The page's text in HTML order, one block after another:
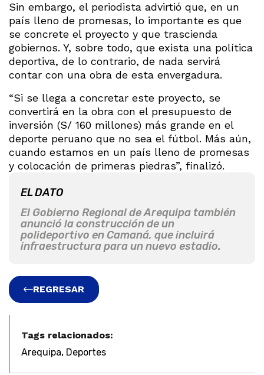
Sin embargo, el periodista advirtió que, en un
país lleno de promesas, lo importante es que
se concrete el proyecto y que trascienda
gobiernos. Y, sobre todo, que exista una política
deportiva, de lo contrario, de nada servirá
contar con una obra de esta envergadura.
“Si se llega a concretar este proyecto, se
convertirá en la obra con el presupuesto de
inversión (S/ 160 millones) más grande en el
deporte peruano que no sea el fútbol. Más aún,
cuando estamos en un país lleno de promesas
y colocación de primeras piedras”, finalizó.
EL DATO
El Gobierno Regional de Arequipa también
anunció la construcción de un
polideportivo en Camaná, que incluirá
infraestructura para un nuevo estadio.
REGRESAR
Tags relacionados:
Arequipa, Deportes